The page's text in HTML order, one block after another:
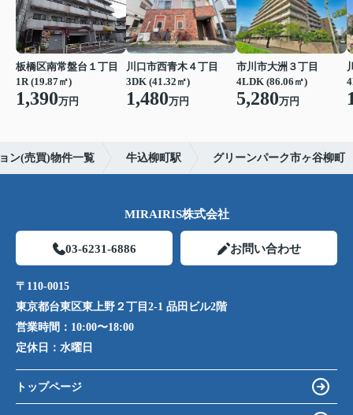
板橋区南常盤台１丁目
1R (19.87㎡)
1,390万円
川口市西青木４丁目
3DK (41.32㎡)
1,480万円
市川市大洲３丁目
4LDK (86.06㎡)
5,280万円
ン(売買)物件一覧 牛込柳町駅 グリーンパーク市ヶ谷柳町
MIRAIRIS株式会社
03-6231-6886 お問い合わせ
〒110-0015
東京都台東区東上野２丁目2-1 品田ビル2階
営業時間： 10:00〜18:00
定休日： 水曜日
トップページ